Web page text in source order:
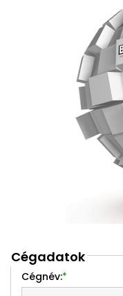
Cégadatok
Cégnév:*